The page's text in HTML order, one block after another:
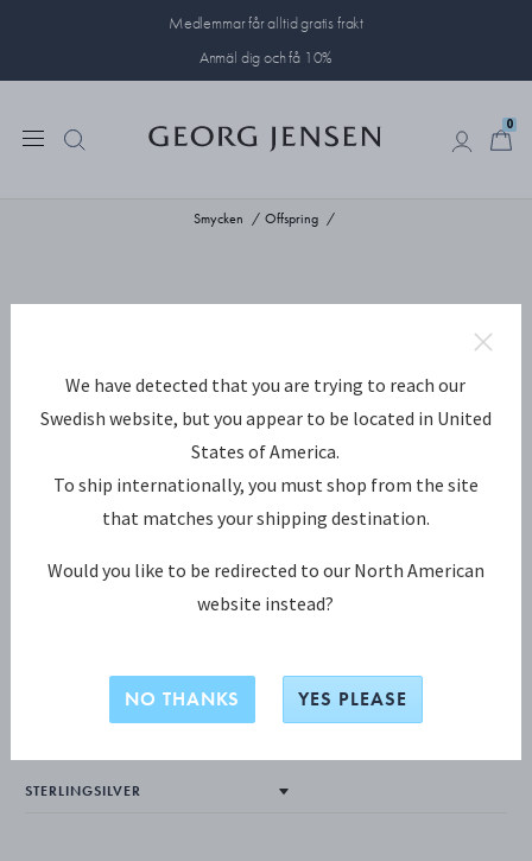
Medlemmar får alltid gratis frakt
Anmäl dig och få 10%
0
Smycken Offspring
OFFSPRING halsband med
hängsmycke, stort
We have detected that you are trying to reach our
Swedish website, but you appear to be located in United
States of America.
To ship internationally, you must shop from the site
that matches your shipping destination.
Would you like to be redirected to our North American
website instead?
NO THANKS YES PLEASE